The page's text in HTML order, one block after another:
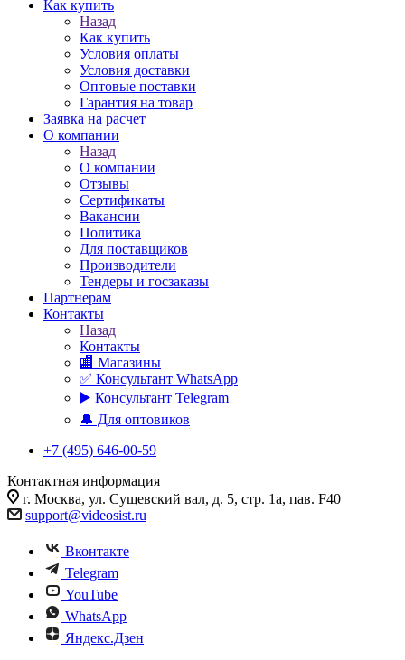
Как купить
Назад
Как купить
Условия оплаты
Условия доставки
Оптовые поставки
Гарантия на товар
Заявка на расчет
О компании
Назад
О компании
Отзывы
Сертификаты
Вакансии
Политика
Для поставщиков
Производители
Тендеры и госзаказы
Партнерам
Контакты
Назад
Контакты
🏬 Магазины
✅️ Консультант WhatsApp
▶️ Консультант Telegram
🔔 Для оптовиков
+7 (495) 646-00-59
Контактная информация
г. Москва, ул. Сущевский вал, д. 5, стр. 1а, пав. F40
support@videosist.ru
Вконтакте
Telegram
YouTube
WhatsApp
Яндекс.Дзен